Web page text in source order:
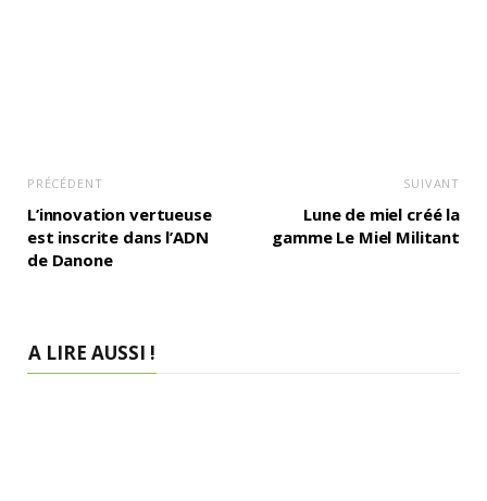
PRÉCÉDENT
L’innovation vertueuse
est inscrite dans l’ADN
de Danone
SUIVANT
Lune de miel créé la
gamme Le Miel Militant
A LIRE AUSSI !